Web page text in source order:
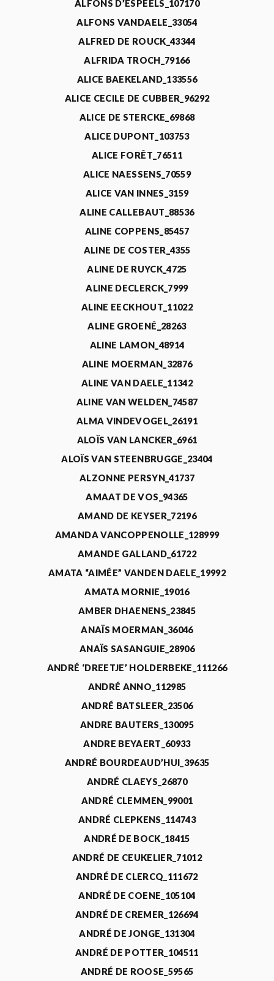
ALFONS D’ESPEELS_107170
ALFONS VANDAELE_33054
ALFRED DE ROUCK_43344
ALFRIDA TROCH_79166
ALICE BAEKELAND_133556
ALICE CECILE DE CUBBER_96292
ALICE DE STERCKE_69868
ALICE DUPONT_103753
ALICE FORÊT_76511
ALICE NAESSENS_70559
ALICE VAN INNES_3159
ALINE CALLEBAUT_88536
ALINE COPPENS_85457
ALINE DE COSTER_4355
ALINE DE RUYCK_4725
ALINE DECLERCK_7999
ALINE EECKHOUT_11022
ALINE GROENÉ_28263
ALINE LAMON_48914
ALINE MOERMAN_32876
ALINE VAN DAELE_11342
ALINE VAN WELDEN_74587
ALMA VINDEVOGEL_26191
ALOÏS VAN LANCKER_6961
ALOÏS VAN STEENBRUGGE_23404
ALZONNE PERSYN_41737
AMAAT DE VOS_94365
AMAND DE KEYSER_72196
AMANDA VANCOPPENOLLE_128999
AMANDE GALLAND_61722
AMATA “AIMÉE” VANDEN DAELE_19992
AMATA MORNIE_19016
AMBER DHAENENS_23845
ANAÏS MOERMAN_36046
ANAÏS SASANGUIE_28906
ANDRÉ ‘DREETJE’ HOLDERBEKE_111266
ANDRÉ ANNO_112985
ANDRÉ BATSLEER_23506
ANDRE BAUTERS_130095
ANDRE BEYAERT_60933
ANDRÉ BOURDEAUD’HUI_39635
ANDRÉ CLAEYS_26870
ANDRÉ CLEMMEN_99001
ANDRÉ CLEPKENS_114743
ANDRÉ DE BOCK_18415
ANDRÉ DE CEUKELIER_71012
ANDRÉ DE CLERCQ_111672
ANDRÉ DE COENE_105104
ANDRÉ DE CREMER_126694
ANDRÉ DE JONGE_131304
ANDRÉ DE POTTER_104511
ANDRÉ DE ROOSE_59565